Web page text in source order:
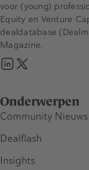
Onderwerpen
Community Nieuws
Dealflash
Insights
voor (young)
Equity en Venture
dealdatabase
Magazine.